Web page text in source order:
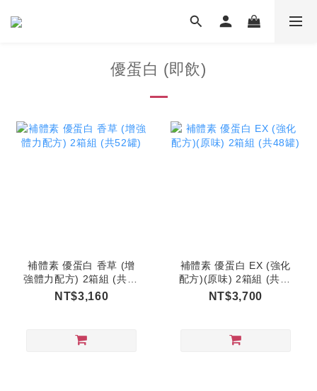
優蛋白 (即飲)
補體素 優蛋白 香草 (增
強體力配方) 2箱組 (共52
罐)
NT$3,160
補體素 優蛋白 EX (強化
配方)(原味) 2箱組 (共48
罐)
NT$3,700